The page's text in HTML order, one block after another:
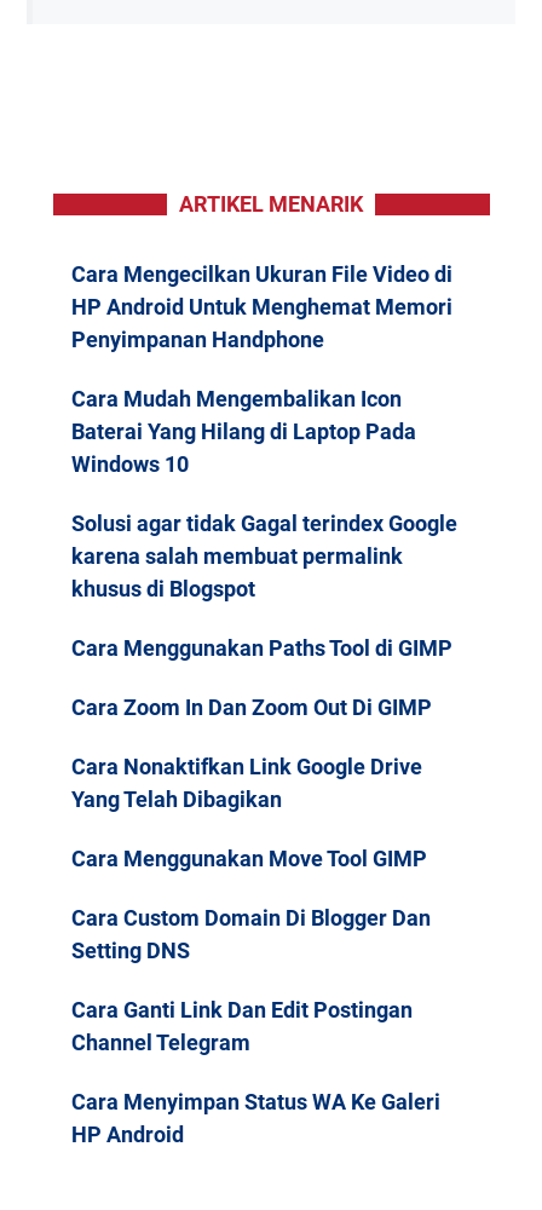
ARTIKEL MENARIK
Cara Mengecilkan Ukuran File Video di
HP Android Untuk Menghemat Memori
Penyimpanan Handphone
Cara Mudah Mengembalikan Icon
Baterai Yang Hilang di Laptop Pada
Windows 10
Solusi agar tidak Gagal terindex Google
karena salah membuat permalink
khusus di Blogspot
Cara Menggunakan Paths Tool di GIMP
Cara Zoom In Dan Zoom Out Di GIMP
Cara Nonaktifkan Link Google Drive
Yang Telah Dibagikan
Cara Menggunakan Move Tool GIMP
Cara Custom Domain Di Blogger Dan
Setting DNS
Cara Ganti Link Dan Edit Postingan
Channel Telegram
Cara Menyimpan Status WA Ke Galeri
HP Android